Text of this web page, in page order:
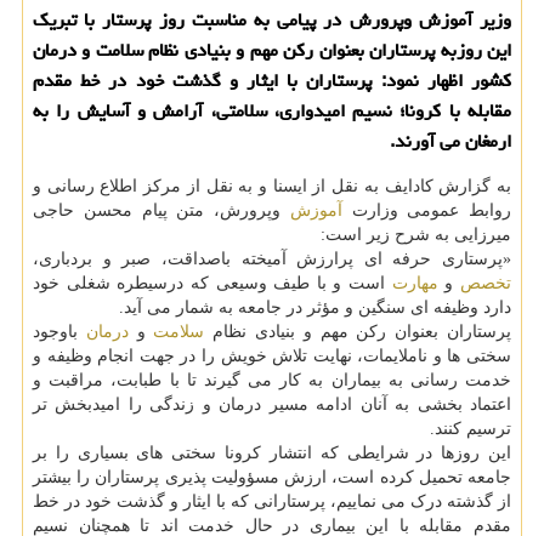
وزیر آموزش وپرورش در پیامی به مناسبت روز پرستار با تبریک
این روزبه پرستاران بعنوان رکن مهم و بنیادی نظام سلامت و درمان
کشور اظهار نمود: پرستاران با ایثار و گذشت خود در خط مقدم
مقابله با کرونا؛ نسیم امیدواری، سلامتی، آرامش و آسایش را به
ارمغان می آورند.
به گزارش کادایف به نقل از ایسنا و به نقل از مرکز اطلاع رسانی و
روابط عمومی وزارت
آموزش وپرورش، متن پیام محسن حاجی
میرزایی به شرح زیر است:
«پرستاری حرفه ای پرارزش آمیخته باصداقت، صبر و بردباری،
تخصص و مهارت است و با طیف وسیعی که درسیطره شغلی خود
دارد وظیفه ای سنگین و مؤثر در جامعه به شمار می آید.
پرستاران بعنوان رکن مهم و بنیادی نظام سلامت ودرمان باوجود
سختی ها و ناملایمات، نهایت تلاش خویش را در جهت انجام وظیفه و
خدمت رسانی به بیماران به کار می گیرند تا با طبابت، مراقبت و
اعتماد بخشی به آنان ادامه مسیر درمان و زندگی را امیدبخش تر
ترسیم کنند.
این روزها در شرایطی که انتشار کرونا سختی های بسیاری را بر
جامعه تحمیل کرده است، ارزش مسؤولیت پذیری پرستاران را بیشتر
از گذشته درک می نماییم، پرستارانی که با ایثار و گذشت خود در خط
مقدم مقابله با این بیماری در حال خدمت اند تا همچنان نسیم